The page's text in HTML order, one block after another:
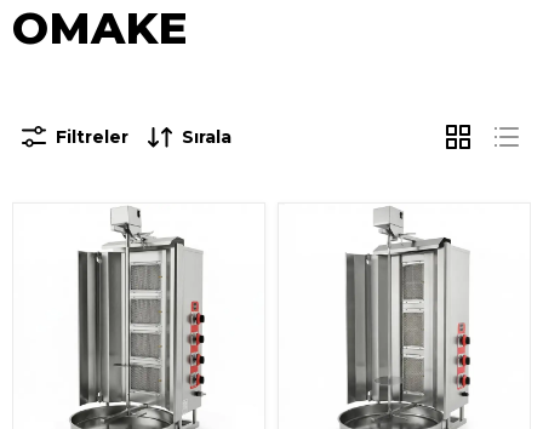
OMAKE
Filtreler Sırala